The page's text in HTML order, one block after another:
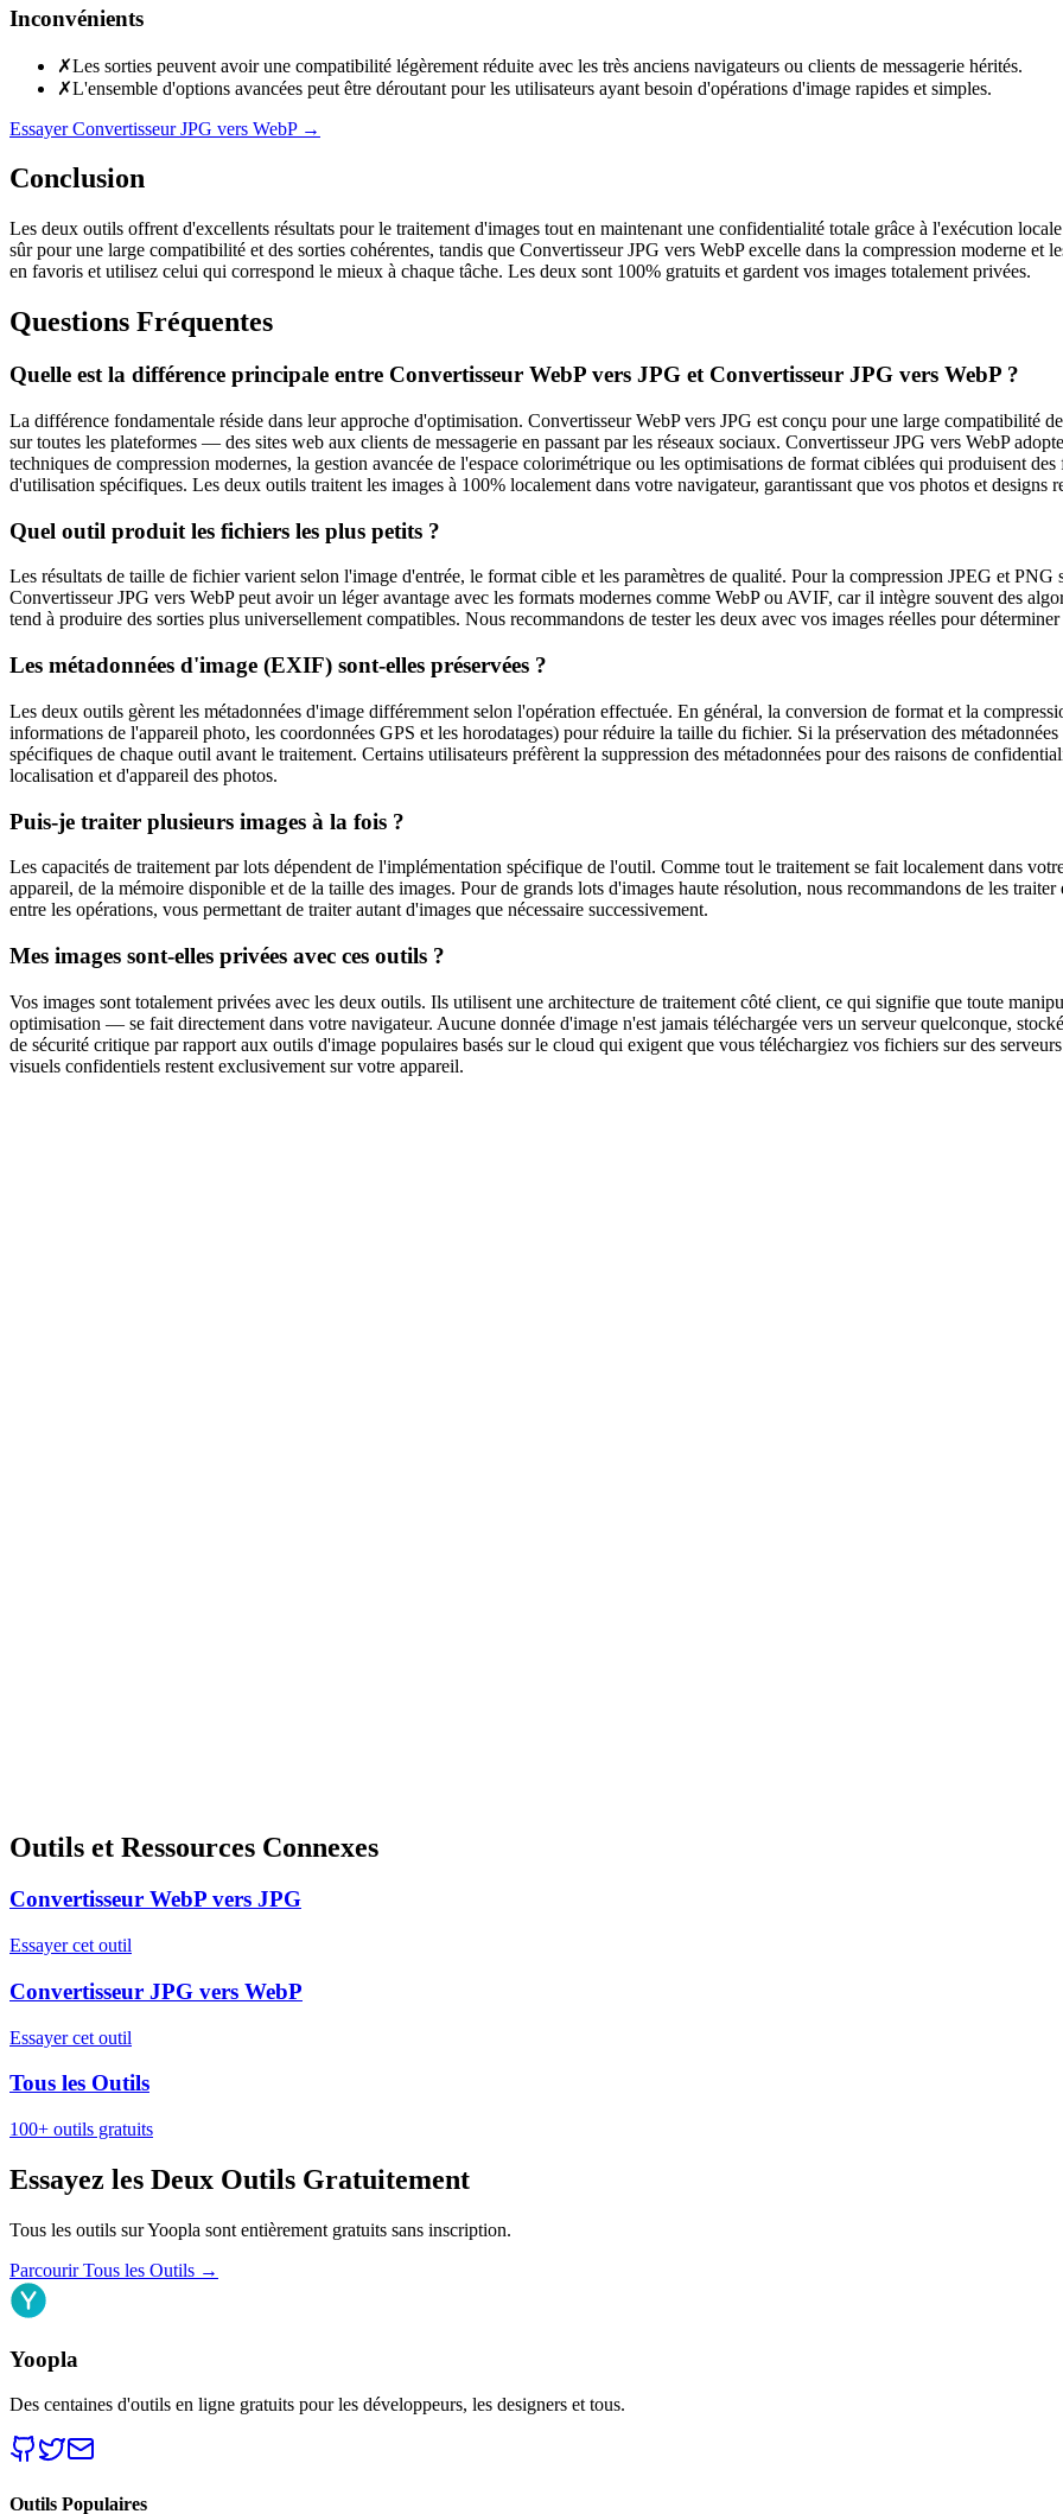
Inconvénients
✗Les sorties peuvent avoir une compatibilité légèrement réduite avec les très anciens navigateurs ou clients de messagerie hérités.
✗L'ensemble d'options avancées peut être déroutant pour les utilisateurs ayant besoin d'opérations d'image rapides et simples.
Essayer Convertisseur JPG vers WebP→
Conclusion
Les deux outils offrent d'excellents résultats pour le traitement d'images tout en maintenant une confidentialité totale grâce à l'exécution
sûr pour une large compatibilité et des sorties cohérentes, tandis que Convertisseur JPG vers WebP excelle dans la compression moderne et
en favoris et utilisez celui qui correspond le mieux à chaque tâche. Les deux sont 100% gratuits et gardent vos images totalement privées.
Questions Fréquentes
Quelle est la différence principale entre Convertisseur WebP vers JPG et Convertisseur JPG vers WebP ?
La différence fondamentale réside dans leur approche d'optimisation. Convertisseur WebP vers JPG est conçu pour une large compatibilité
sur toutes les plateformes — des sites web aux clients de messagerie en passant par les réseaux sociaux. Convertisseur JPG vers WebP
techniques de compression modernes, la gestion avancée de l'espace colorimétrique ou les optimisations de format ciblées qui produisent
d'utilisation spécifiques. Les deux outils traitent les images à 100% localement dans votre navigateur, garantissant que vos photos et designs
Quel outil produit les fichiers les plus petits ?
Les résultats de taille de fichier varient selon l'image d'entrée, le format cible et les paramètres de qualité. Pour la compression JPEG et
Convertisseur JPG vers WebP peut avoir un léger avantage avec les formats modernes comme WebP ou AVIF, car il intègre souvent des
tend à produire des sorties plus universellement compatibles. Nous recommandons de tester les deux avec vos images réelles pour
Les métadonnées d'image (EXIF) sont-elles préservées ?
Les deux outils gèrent les métadonnées d'image différemment selon l'opération effectuée. En général, la conversion de format et la
informations de l'appareil photo, les coordonnées GPS et les horodatages) pour réduire la taille du fichier. Si la préservation des
spécifiques de chaque outil avant le traitement. Certains utilisateurs préfèrent la suppression des métadonnées pour des raisons de
localisation et d'appareil des photos.
Puis-je traiter plusieurs images à la fois ?
Les capacités de traitement par lots dépendent de l'implémentation spécifique de l'outil. Comme tout le traitement se fait localement dans
appareil, de la mémoire disponible et de la taille des images. Pour de grands lots d'images haute résolution, nous recommandons de les
entre les opérations, vous permettant de traiter autant d'images que nécessaire successivement.
Mes images sont-elles privées avec ces outils ?
Vos images sont totalement privées avec les deux outils. Ils utilisent une architecture de traitement côté client, ce qui signifie que toute
optimisation — se fait directement dans votre navigateur. Aucune donnée d'image n'est jamais téléchargée vers un serveur quelconque,
de sécurité critique par rapport aux outils d'image populaires basés sur le cloud qui exigent que vous téléchargiez vos fichiers sur des
visuels confidentiels restent exclusivement sur votre appareil.
Outils et Ressources Connexes
Convertisseur WebP vers JPG
Essayer cet outil
Convertisseur JPG vers WebP
Essayer cet outil
Tous les Outils
100+ outils gratuits
Essayez les Deux Outils Gratuitement
Tous les outils sur Yoopla sont entièrement gratuits sans inscription.
Parcourir Tous les Outils →
Yoopla
Des centaines d'outils en ligne gratuits pour les développeurs, les designers et tous.
Outils Populaires